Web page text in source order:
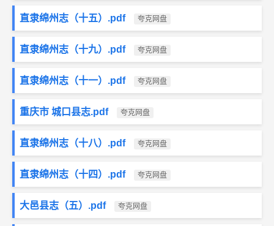
直隶绵州志（十五）.pdf 夸克网盘
直隶绵州志（十九）.pdf 夸克网盘
直隶绵州志（十一）.pdf 夸克网盘
重庆市 城口县志.pdf 夸克网盘
直隶绵州志（十八）.pdf 夸克网盘
直隶绵州志（十四）.pdf 夸克网盘
大邑县志（五）.pdf 夸克网盘